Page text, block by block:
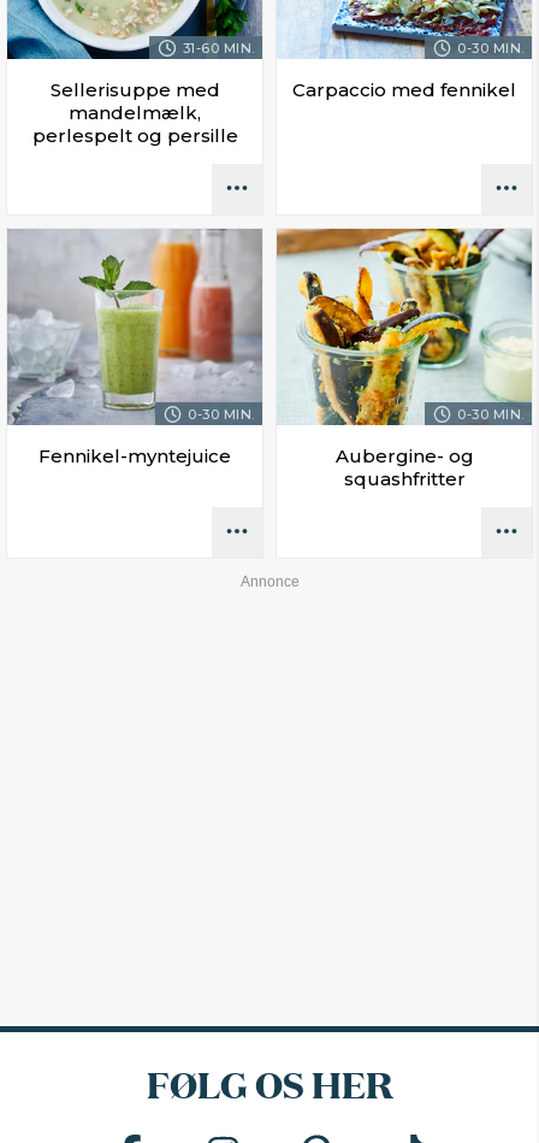
31-60 MIN.
Sellerisuppe med
mandelmælk,
perlespelt og persille
0-30 MIN.
Carpaccio med fennikel
0-30 MIN.
Fennikel-myntejuice
0-30 MIN.
Aubergine- og
squashfritter
FØLG OS HER